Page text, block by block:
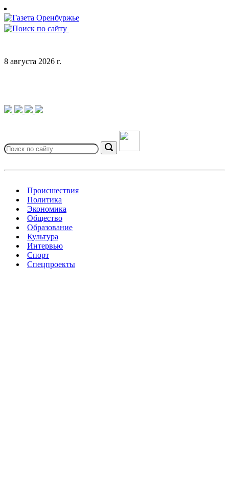
Skip
to
content
8 августа 2026 г.
for:
Search
Происшествия
Политика
Экономика
Общество
Образование
Культура
Интервью
Спорт
Спецпроекты